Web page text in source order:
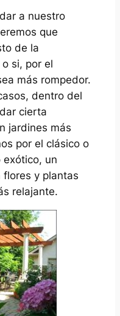
a nuestro
que
de la
si, por el
más rompedor.
dentro del
cierta
jardines más
por el clásico o
exótico, un
y plantas
relajante.